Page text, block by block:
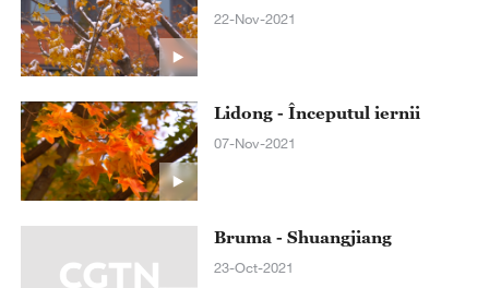
22-Nov-2021
Lidong - Începutul iernii
07-Nov-2021
Bruma - Shuangjiang
23-Oct-2021